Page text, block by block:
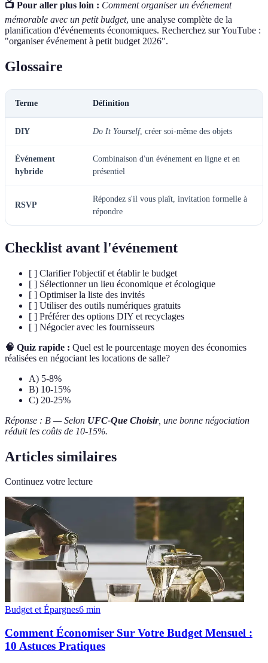
📺 Pour aller plus loin : Comment organiser un événement
mémorable avec un petit budget, une analyse complète de la
planification d'événements économiques. Recherchez sur YouTube :
"organiser événement à petit budget 2026".
Glossaire
Terme Définition
DIY Do It Yourself, créer soi-même des objets
Événement
hybride
Combinaison d'un événement en ligne et en
présentiel
RSVP
Répondez s'il vous plaît, invitation formelle à
répondre
Checklist avant l'événement
[ ] Clarifier l'objectif et établir le budget
[ ] Sélectionner un lieu économique et écologique
[ ] Optimiser la liste des invités
[ ] Utiliser des outils numériques gratuits
[ ] Préférer des options DIY et recyclages
[ ] Négocier avec les fournisseurs
🧠 Quiz rapide : Quel est le pourcentage moyen des économies
réalisées en négociant les locations de salle?
A) 5-8%
B) 10-15%
C) 20-25%
Réponse : B — Selon UFC-Que Choisir, une bonne négociation
réduit les coûts de 10-15%.
Articles similaires
Continuez votre lecture
Budget et Épargnes6 min
Comment Économiser Sur Votre Budget Mensuel :
10 Astuces Pratiques